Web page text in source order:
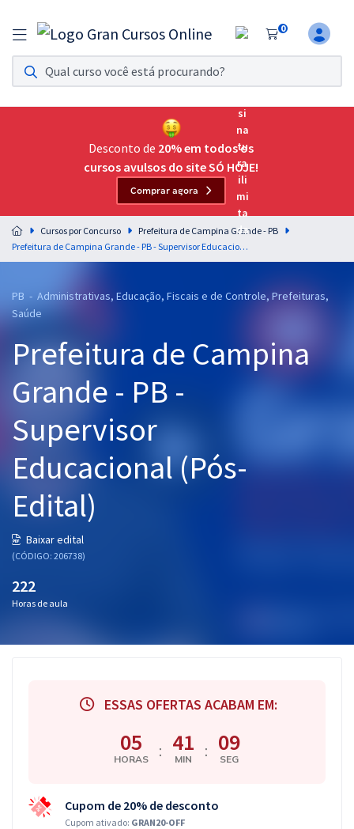
0
Assinatura Ilimitada 11
Acesso a todos os cursos. Teste grátis por 7 dias!
Assinatura OAB Até Passar
Acesso ilimitado a toda preparação para o Exame da
Residências Multiprofissionais
Preparação completa e intensiva para as principais
residências em saúde do Brasil
Assinatura Ilimitada
Graduação
OAB
Mentorias
Questões grátis
Conteúdo gratuito
Blog
Desconto de 20% em todos os
cursos avulsos do site SÓ HOJE!
Comprar agora
Cursos por Concurso
Prefeitura de Campina Grande - PB
Prefeitura de Campina Grande - PB - Supervisor Educacional (Pós-Edital)
PB - Administrativas, Educação, Fiscais e de Controle, Prefeituras,
Saúde
Prefeitura de Campina
Grande - PB -
Supervisor
Educacional (Pós-
Edital)
Baixar edital
(CÓDIGO: 206738)
222
Horas de aula
ESSAS OFERTAS ACABAM EM:
05
HORAS : 41
MIN : 09
SEG
Cupom de 20% de desconto
Cupom ativado: GRAN20-OFF